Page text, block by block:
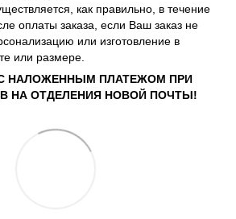
как правильно, в течение
оплаты заказа, если Ваш заказ не
или изготовление в
или размере.
НАЛОЖЕННЫМ ПЛАТЕЖОМ ПРИ
НА ОТДЕЛЕНИЯ НОВОЙ ПОЧТЫ!